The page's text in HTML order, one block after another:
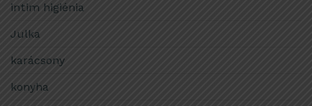
intim higiénia
Julka
karácsony
konyha